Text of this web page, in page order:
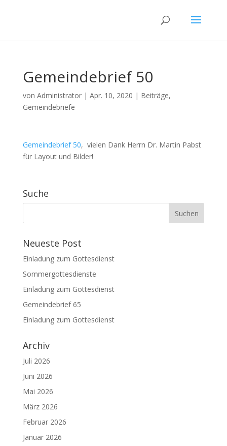
Gemeindebrief 50
von Administrator| Apr. 10, 2020 | Beiträge,
Gemeindebriefe
Gemeindebrief 50, vielen Dank Herrn Dr. Martin Pabst
für Layout und Bilder!
Suche
Neueste Post
Einladung zum Gottesdienst
Sommergottesdienste
Einladung zum Gottesdienst
Gemeindebrief 65
Einladung zum Gottesdienst
Archiv
Juli 2026
Juni 2026
Mai 2026
März 2026
Februar 2026
Januar 2026